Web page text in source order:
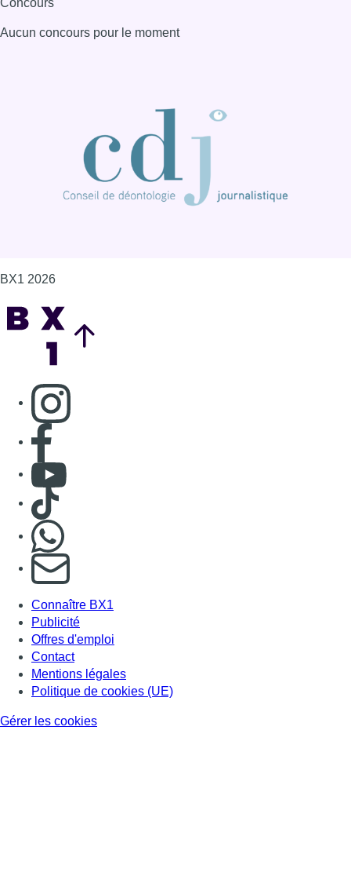
Concours
Aucun concours pour le moment
BX1 2026
Consulter page Instagram
Consulter page Facebook
Consulter Youtube
Consulter TikTok
S'abonner à notre newsletter
Connaître BX1
Publicité
Offres d'emploi
Contact
Mentions légales
Politique de cookies (UE)
Gérer les cookies